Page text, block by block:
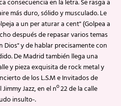
consecuencia en la letra. Se rasga a
más duro, sólido y musculado. Le
a un per aturar a cent" (Golpea a
después de repasar varios temas
Dios" y de hablar precisamente con
De Madrid también llega una
y pieza exquisita de rock metal y
de los L.S.M e Invitados de
Jazz, en el nº 22 de la calle
insulto-.